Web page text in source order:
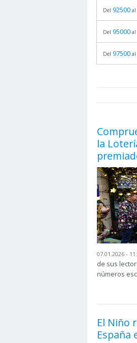
Del 92500 al
Del 95000 al
Del 97500 al
la
07.01.2026 -
de sus
números
El Niño
España